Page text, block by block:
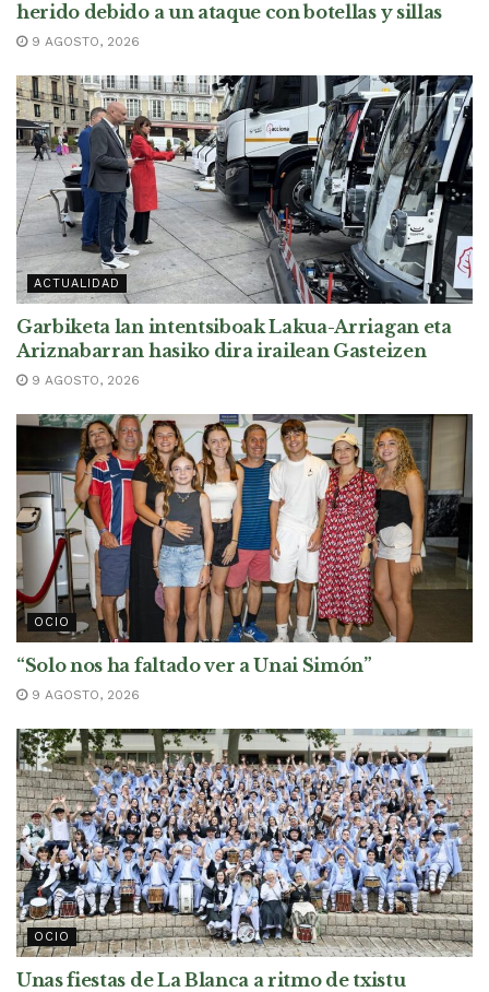
herido debido a un ataque con botellas y sillas
9 AGOSTO, 2026
ACTUALIDAD
Garbiketa lan intentsiboak Lakua-Arriagan eta
Ariznabarran hasiko dira irailean Gasteizen
9 AGOSTO, 2026
OCIO
“Solo nos ha faltado ver a Unai Simón”
9 AGOSTO, 2026
OCIO
Unas fiestas de La Blanca a ritmo de txistu